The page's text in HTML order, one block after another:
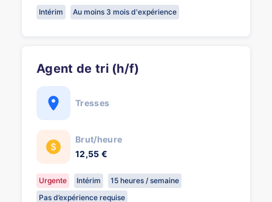
Intérim Au moins 3 mois d'expérience
Agent de tri (h/f)
Tresses
Brut/heure
12,55 €
Urgente Intérim
15 heures / semaine
Pas d’expérience requise